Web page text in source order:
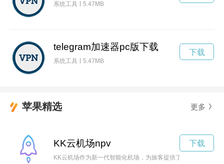
系统工具 5.47MB
telegram加速器pc版下载
系统工具 5.47MB
下载
苹果精选 更多
KK云机场npv
KK云机场作为新一代智能化机场，为旅客提供了更便捷、高效
下载